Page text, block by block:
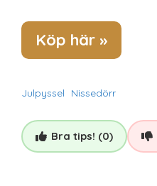
Köp här »
Julpyssel Nissedörr
Bra tips! (0)